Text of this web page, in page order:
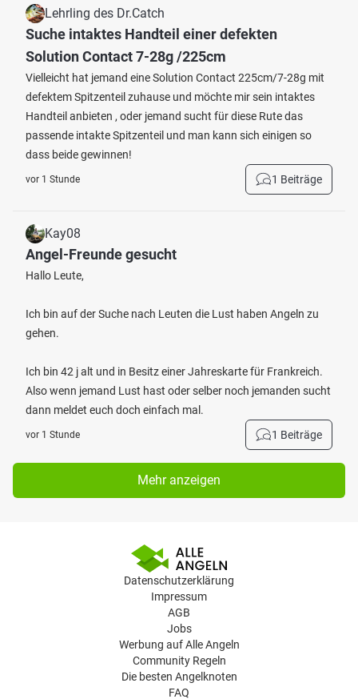
Lehrling des Dr.Catch
Suche intaktes Handteil einer defekten
Solution Contact 7-28g /225cm
Vielleicht hat jemand eine Solution Contact 225cm/7-28g mit
defektem Spitzenteil zuhause und möchte mir sein intaktes
Handteil anbieten , oder jemand sucht für diese Rute das
passende intakte Spitzenteil und man kann sich einigen so
dass beide gewinnen!
vor 1 Stunde 1 Beiträge
Kay08
Angel-Freunde gesucht
Hallo Leute,
Ich bin auf der Suche nach Leuten die Lust haben Angeln zu
gehen.
Ich bin 42 j alt und in Besitz einer Jahreskarte für Frankreich.
Also wenn jemand Lust hast oder selber noch jemanden sucht
dann meldet euch doch einfach mal.
vor 1 Stunde 1 Beiträge
Mehr anzeigen
Datenschutzerklärung
Impressum
AGB
Jobs
Werbung auf Alle Angeln
Community Regeln
Die besten Angelknoten
FAQ